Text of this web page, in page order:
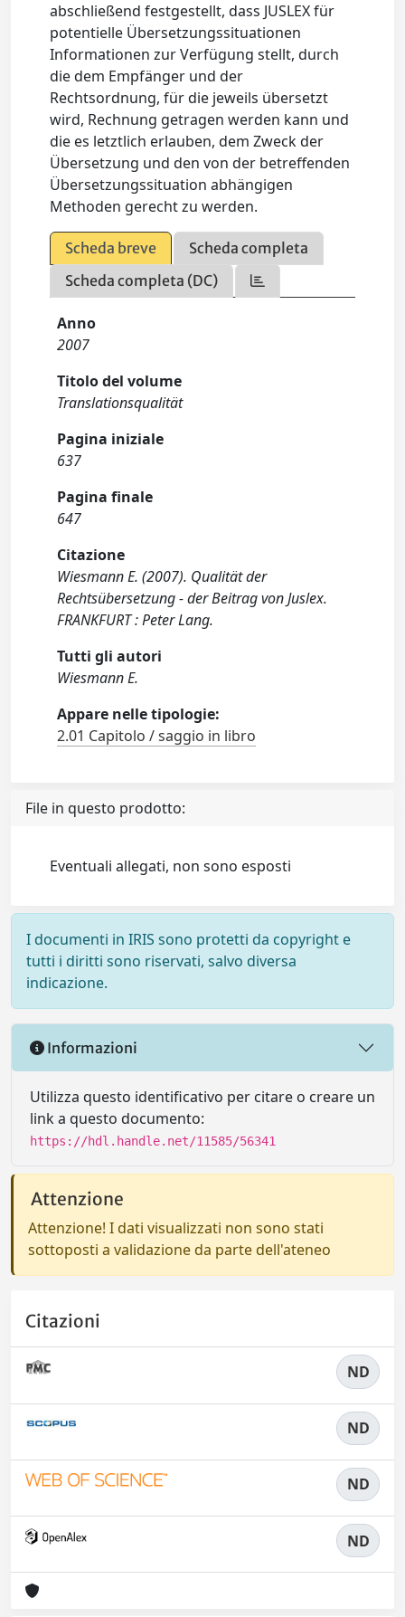
abschließend festgestellt, dass JUSLEX für
potentielle Übersetzungssituationen
Informationen zur Verfügung stellt, durch
die dem Empfänger und der
Rechtsordnung, für die jeweils übersetzt
wird, Rechnung getragen werden kann und
die es letztlich erlauben, dem Zweck der
Übersetzung und den von der betreffenden
Übersetzungssituation abhängigen
Methoden gerecht zu werden.
Scheda breve
Scheda completa
Scheda completa (DC)
Anno
2007
Titolo del volume
Translationsqualität
Pagina iniziale
637
Pagina finale
647
Citazione
Wiesmann E. (2007). Qualität der
Rechtsübersetzung - der Beitrag von Juslex.
FRANKFURT : Peter Lang.
Tutti gli autori
Wiesmann E.
Appare nelle tipologie:
2.01 Capitolo / saggio in libro
File in questo prodotto:
Eventuali allegati, non sono esposti
I documenti in IRIS sono protetti da copyright e
tutti i diritti sono riservati, salvo diversa
indicazione.
Informazioni
Utilizza questo identificativo per citare o creare un
link a questo documento:
https://hdl.handle.net/11585/56341
Attenzione
Attenzione! I dati visualizzati non sono stati
sottoposti a validazione da parte dell'ateneo
Citazioni
ND
ND
ND
ND